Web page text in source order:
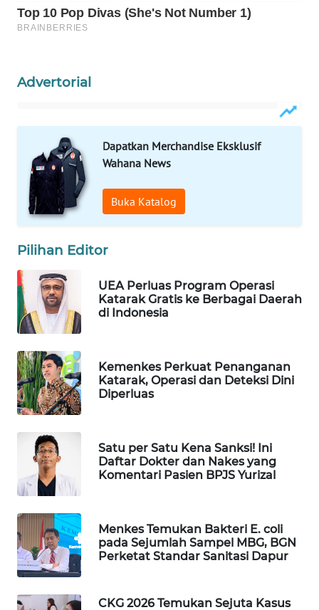
Advertorial
Dapatkan Merchandise Eksklusif
Wahana News
Buka Katalog
Pilihan Editor
UEA Perluas Program Operasi
Katarak Gratis ke Berbagai Daerah
di Indonesia
Kemenkes Perkuat Penanganan
Katarak, Operasi dan Deteksi Dini
Diperluas
Satu per Satu Kena Sanksi! Ini
Daftar Dokter dan Nakes yang
Komentari Pasien BPJS Yurizal
Menkes Temukan Bakteri E. coli
pada Sejumlah Sampel MBG, BGN
Perketat Standar Sanitasi Dapur
CKG 2026 Temukan Sejuta Kasus
LISTRIK
WAHANANEWS
ID
WAHANANEWS
CO ID
WAHANANEWS
NET
WAHANA
SPORT
WAHANA
UMKM
WAHANA
WAHANA
PERSONA
WAHANA
OTOMOTIF
WAHANA